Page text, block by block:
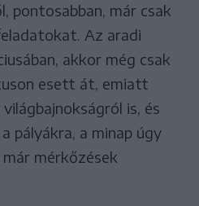
pontosabban, már csak
Az aradi
akkor még csak
esett át, emiatt
is, és
pályákra, a minap úgy
mérkőzések